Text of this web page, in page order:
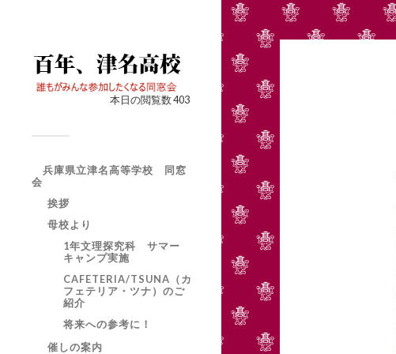
本日の閲覧数 403
兵庫県立津名高等学校 同窓
会
挨拶
母校より
1年文理探究科 サマー
キャンプ実施
CAFETERIA/TSUNA（カ
フェテリア・ツナ）のご
紹介
将来への参考に！
催しの案内